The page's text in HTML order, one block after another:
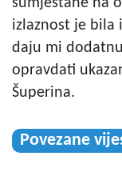
izlaznost je bila
daju mi
opravdati
Šuperina.
Povezane